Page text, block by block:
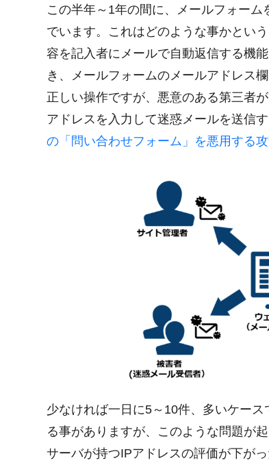
この半年～1年の間に、メールフォー
でいます。これはどのような事かとい
容を記入者にメールで自動返信する機
き、メールフォームのメールアドレス
正しい操作ですが、悪意のある第三者
アドレスを入力して迷惑メールを送信
の「問い合わせフォーム」を悪用する
少なければ一日に5～10件、多いケー
る事がありますが、このような問題が
サーバが持つIPアドレスの評価が下が